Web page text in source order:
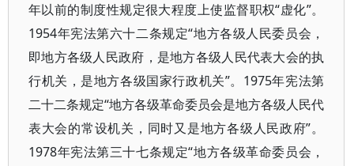
年以前的制度性规定很大程度上使监督职权“虚化”。
1954年宪法第六十二条规定“地方各级人民委员会，
即地方各级人民政府，是地方各级人民代表大会的执
行机关，是地方各级国家行政机关”。1975年宪法第
二十二条规定“地方各级革命委员会是地方各级人民代
表大会的常设机关，同时又是地方各级人民政府”。
1978年宪法第三十七条规定“地方各级革命委员会，